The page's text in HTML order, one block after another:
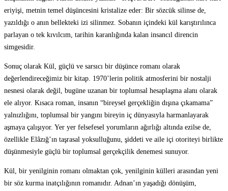
eriyişi, metnin temel düşüncesini kristalize eder: Bir sözcük silinse de,
yazıldığı o anın bellekteki izi silinmez. Sobanın içindeki kül karıştırılınca
parlayan o tek kıvılcım, tarihin karanlığında kalan insancıl direncin
simgesidir.
Sonuç olarak Kül, güçlü ve sarsıcı bir düşünce romanı olarak
değerlendireceğimiz bir kitap. 1970’lerin politik atmosferini bir nostalji
nesnesi olarak değil, bugüne uzanan bir toplumsal hesaplaşma alanı olarak
ele alıyor. Kısaca roman, insanın “bireysel gerçekliğin dışına çıkamama”
yalnızlığını, toplumsal bir yangını bireyin iç dünyasıyla harmanlayarak
aşmaya çalışıyor. Yer yer felsefesel yorumların ağırlığı altında ezilse de,
özellikle Elâzığ’ın taşrasal yoksulluğunu, şiddeti ve aile içi otoriteyi birlikte
düşünmesiyle güçlü bir toplumsal gerçekçilik denemesi sunuyor.
Kül, bir yenilginin romanı olmaktan çok, yenilginin külleri arasından yeni
bir söz kurma inatçılığının romanıdır. Adnan’ın yaşadığı dönüşüm,